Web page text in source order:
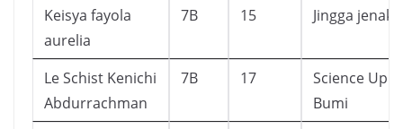
Keisya fayola
aurelia
7B 15 Jingga jenaka
Le Schist Kenichi
Abdurrachman
7B 17
Science Up
Bumi